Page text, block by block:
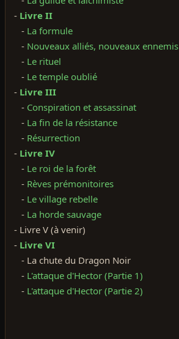
- Livre II
- La formule
- Nouveaux alliés, nouveaux ennemis
- Le rituel
- Le temple oublié
- Livre III
- Conspiration et assassinat
- La fin de la résistance
- Résurrection
- Livre IV
- Le roi de la forêt
- Rèves prémonitoires
- Le village rebelle
- La horde sauvage
- Livre V (à venir)
- Livre VI
- La chute du Dragon Noir
- L'attaque d'Hector (Partie 1)
- L'attaque d'Hector (Partie 2)